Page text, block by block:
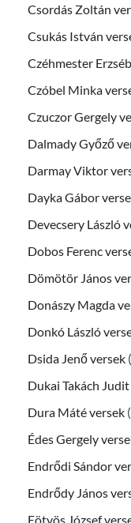
Csordás Zoltán
Csukás István
Czéhmester
Czóbel Minka
Czuczor Gergely
Dalmady Győző
Darmay Viktor
Dayka Gábor
Devecsery László
Dobos Ferenc
Dömötör János
Donászy Magda
Donkó László
Dsida Jenő versek
Dukai Takách
Dura Máté versek
Édes Gergely
Endrődi Sándor
Endrődy János
Eötvös József